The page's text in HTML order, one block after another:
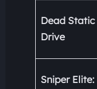
Dead Static
Drive
Sniper Elite: